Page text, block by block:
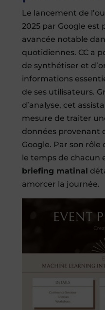
Le lancement de
2025 par Google est
avancée notable
quotidiennes. CC a
de synthétiser et
informations
de ses utilisateurs.
d’analyse, cet
mesure de traiter
données provenant
Google. Par son rôle
le temps de chacun
briefing matinal
amorcer la journée.